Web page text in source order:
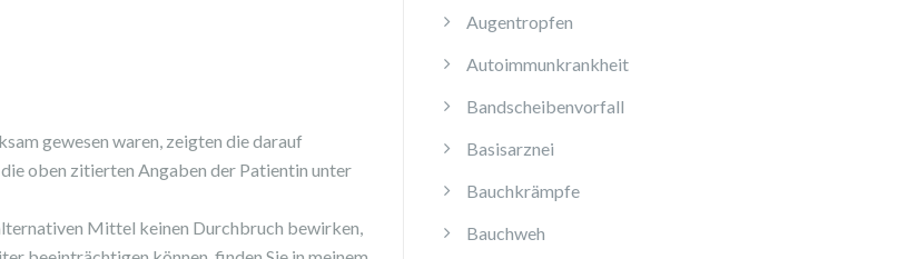
gewesen waren, zeigten die darauf
oben zitierten Angaben der Patientin unter
Mittel keinen Durchbruch bewirken,
Augentropfen
Autoimmunkrankheit
Bandscheibenvorfall
Basisarznei
Bauchkrämpfe
Bauchweh